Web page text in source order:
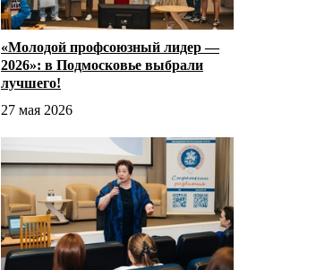
«Молодой профсоюзный лидер —
2026»: в Подмосковье выбрали
лучшего!
27 мая 2026